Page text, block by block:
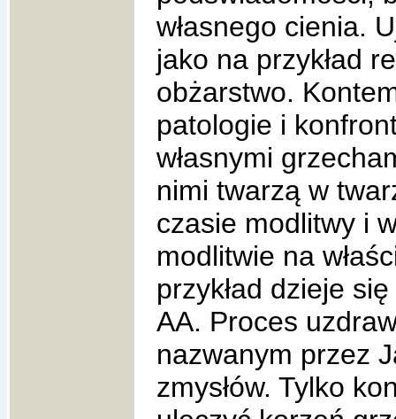
własnego cienia.
jako na przykład
obżarstwo.
patologie i
własnymi
nimi twarzą w
czasie modlitwy i
modlitwie na
przykład dzieje
AA. Proces
nazwanym przez
zmysłów. Tylko